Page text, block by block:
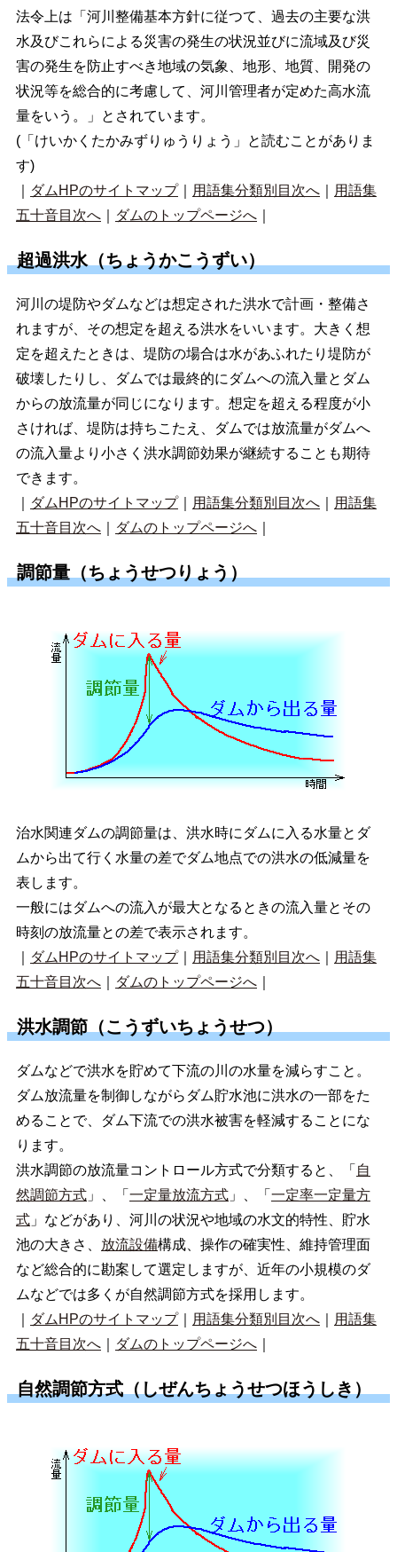
法令上は「河川整備基本方針に従つて、過去の主要な洪
水及びこれらによる災害の発生の状況並びに流域及び災
害の発生を防止すべき地域の気象、地形、地質、開発の
状況等を総合的に考慮して、河川管理者が定めた高水流
量をいう。」とされています。
(「けいかくたかみずりゅうりょう」と読むことがありま
す)
ダムHPのサイトマップ｜ 用語集分類別目次へ
用語集
五十音目次へ
ダムのトップページへ
超過洪水（ちょうかこうずい）
河川の堤防やダムなどは想定された洪水で計画・整備さ
れますが、その想定を超える洪水をいいます。大きく想
定を超えたときは、堤防の場合は水があふれたり堤防が
破壊したりし、ダムでは最終的にダムへの流入量とダム
からの放流量が同じになります。想定を超える程度が小
さければ、堤防は持ちこたえ、ダムでは放流量がダムへ
の流入量より小さく洪水調節効果が継続することも期待
できます。
ダムHPのサイトマップ｜ 用語集分類別目次へ
用語集
五十音目次へ
ダムのトップページへ
調節量（ちょうせつりょう）
治水関連ダムの調節量は、洪水時にダムに入る水量とダ
ムから出て行く水量の差でダム地点での洪水の低減量を
表します。
一般にはダムへの流入が最大となるときの流入量とその
時刻の放流量との差で表示されます。
ダムHPのサイトマップ｜ 用語集分類別目次へ
用語集
五十音目次へ
ダムのトップページへ
洪水調節（こうずいちょうせつ）
ダムなどで洪水を貯めて下流の川の水量を減らすこと。
ダム放流量を制御しながらダム貯水池に洪水の一部をた
めることで、ダム下流での洪水被害を軽減することにな
ります。
洪水調節の放流量コントロール方式で分類すると、「 自
然調節方式 」、「 一定量放流方式 」、「 一定率一定量方
式 」などがあり、河川の状況や地域の水文的特性、貯水
池の大きさ、 放流設備構成、操作の確実性、維持管理面
など総合的に勘案して選定しますが、近年の小規模のダ
ムなどでは多くが自然調節方式を採用します。
ダムHPのサイトマップ｜ 用語集分類別目次へ
用語集
五十音目次へ
ダムのトップページへ
自然調節方式（しぜんちょうせつほうしき）